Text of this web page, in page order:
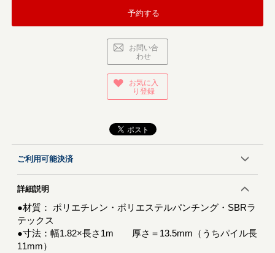
予約する
お問い合
わせ
お気に入
り登録
ご利用可能決済
詳細説明
●材質： ポリエチレン・ポリエステルパンチング・SBRラ
テックス
●寸法：幅1.82×長さ1m 厚さ＝13.5mm（うちパイル長
11mm）